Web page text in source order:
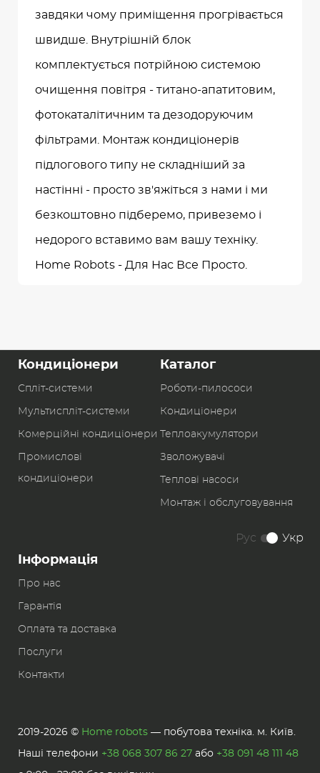
завдяки чому приміщення прогрівається
швидше. Внутрішній блок
комплектується потрійною системою
очищення повітря - титано-апатитовим,
фотокаталітичним та дезодоруючим
фільтрами. Монтаж кондиціонерів
підлогового типу не складніший за
настінні - просто зв'яжіться з нами і ми
безкоштовно підберемо, привеземо і
недорого вставимо вам вашу техніку.
Home Robots - Для Нас Все Просто.
Кондиціонери
Спліт-системи
Мультиспліт-системи
Комерційні кондиціонери
Промислові
кондиціонери
Каталог
Роботи-пилоcоси
Кондиціонери
Теплоакумулятори
Зволожувачі
Теплові насоси
Монтаж і обслуговування
Інформація
Про нас
Гарантія
Оплата та доставка
Послуги
Контакти
2019-2026 © Home robots — побутова техніка. м. Київ.
Наші телефони +38 068 307 86 27 або +38 091 48 111 48
Рус Укр